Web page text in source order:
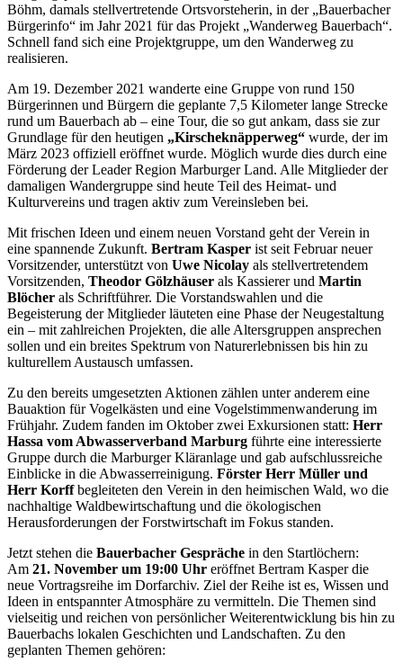
Böhm, damals stellvertretende Ortsvorsteherin, in der „Bauerbacher
Bürgerinfo“ im Jahr 2021 für das Projekt „Wanderweg Bauerbach“.
Schnell fand sich eine Projektgruppe, um den Wanderweg zu
realisieren.
Am 19. Dezember 2021 wanderte eine Gruppe von rund 150
Bürgerinnen und Bürgern die geplante 7,5 Kilometer lange Strecke
rund um Bauerbach ab – eine Tour, die so gut ankam, dass sie zur
Grundlage für den heutigen „Kirscheknäpperweg“ wurde, der im
März 2023 offiziell eröffnet wurde. Möglich wurde dies durch eine
Förderung der Leader Region Marburger Land. Alle Mitglieder der
damaligen Wandergruppe sind heute Teil des Heimat- und
Kulturvereins und tragen aktiv zum Vereinsleben bei.
Mit frischen Ideen und einem neuen Vorstand geht der Verein in
eine spannende Zukunft. Bertram Kasper ist seit Februar neuer
Vorsitzender, unterstützt von Uwe Nicolay als stellvertretendem
Vorsitzenden, Theodor Gölzhäuser als Kassierer und Martin
Blöcher als Schriftführer. Die Vorstandswahlen und die
Begeisterung der Mitglieder läuteten eine Phase der Neugestaltung
ein – mit zahlreichen Projekten, die alle Altersgruppen ansprechen
sollen und ein breites Spektrum von Naturerlebnissen bis hin zu
kulturellem Austausch umfassen.
Zu den bereits umgesetzten Aktionen zählen unter anderem eine
Bauaktion für Vogelkästen und eine Vogelstimmenwanderung im
Frühjahr. Zudem fanden im Oktober zwei Exkursionen statt: Herr
Hassa vom Abwasserverband Marburg führte eine interessierte
Gruppe durch die Marburger Kläranlage und gab aufschlussreiche
Einblicke in die Abwasserreinigung. Förster Herr Müller und
Herr Korffbegleiteten den Verein in den heimischen Wald, wo die
nachhaltige Waldbewirtschaftung und die ökologischen
Herausforderungen der Forstwirtschaft im Fokus standen.
Jetzt stehen die Bauerbacher Gespräche in den Startlöchern:
Am 21. November um 19:00 Uhr eröffnet Bertram Kasper die
neue Vortragsreihe im Dorfarchiv. Ziel der Reihe ist es, Wissen und
Ideen in entspannter Atmosphäre zu vermitteln. Die Themen sind
vielseitig und reichen von persönlicher Weiterentwicklung bis hin zu
Bauerbachs lokalen Geschichten und Landschaften. Zu den
geplanten Themen gehören: